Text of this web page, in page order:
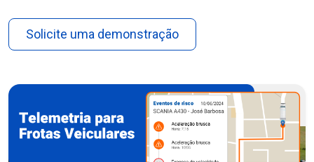
Solicite uma demonstração